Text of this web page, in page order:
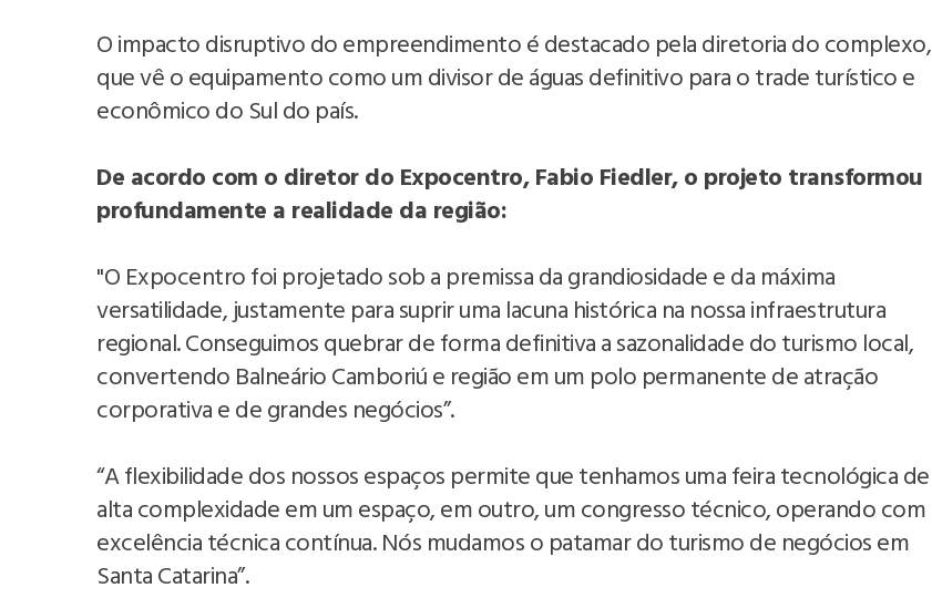
O impacto disruptivo do empreendimento é destacado pela diretoria do complexo,
que vê o equipamento como um divisor de águas definitivo para o trade turístico e
econômico do Sul do país.
De acordo com o diretor do Expocentro, Fabio Fiedler, o projeto transformou
profundamente a realidade da região:
"O Expocentro foi projetado sob a premissa da grandiosidade e da máxima
versatilidade, justamente para suprir uma lacuna histórica na nossa infraestrutura
regional. Conseguimos quebrar de forma definitiva a sazonalidade do turismo local,
convertendo Balneário Camboriú e região em um polo permanente de atração
corporativa e de grandes negócios”.
“A flexibilidade dos nossos espaços permite que tenhamos uma feira tecnológica de
alta complexidade em um espaço, em outro, um congresso técnico, operando com
excelência técnica contínua. Nós mudamos o patamar do turismo de negócios em
Santa Catarina”.